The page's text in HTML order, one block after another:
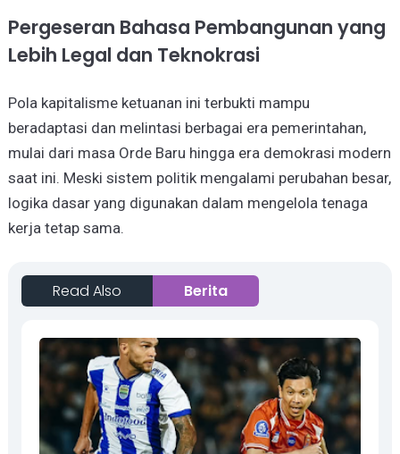
Pergeseran Bahasa Pembangunan yang
Lebih Legal dan Teknokrasi
Pola kapitalisme ketuanan ini terbukti mampu
beradaptasi dan melintasi berbagai era pemerintahan,
mulai dari masa Orde Baru hingga era demokrasi modern
saat ini. Meski sistem politik mengalami perubahan besar,
logika dasar yang digunakan dalam mengelola tenaga
kerja tetap sama.
Read Also Berita